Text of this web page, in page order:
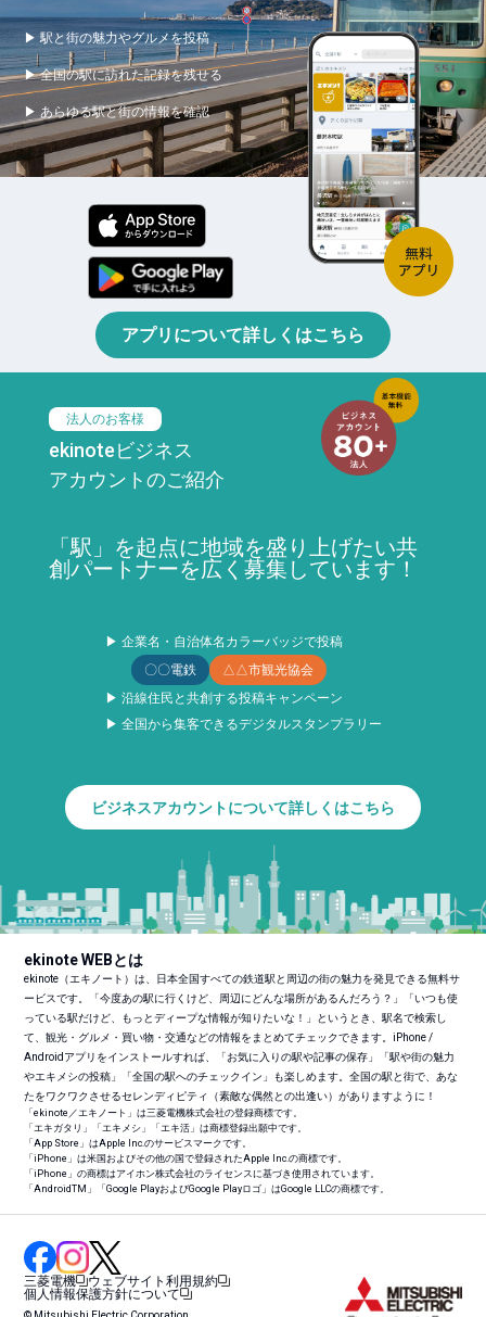
▶ 駅と街の魅力やグルメを投稿
▶ 全国の駅に訪れた記録を残せる
▶ あらゆる駅と街の情報を確認
アプリについて詳しくはこちら
法人のお客様
ekinoteビジネス
アカウントのご紹介
「駅」を起点に地域を盛り上げたい共
創パートナーを広く募集しています！
▶ 企業名・自治体名カラーバッジで投稿
〇〇電鉄
△△市観光協会
▶ 沿線住民と共創する投稿キャンペーン
▶ 全国から集客できるデジタルスタンプラリー
ビジネスアカウントについて詳しくはこちら
ekinote WEBとは
ekinote（エキノート）は、日本全国すべての鉄道駅と周辺の街の魅力を発見できる無料サ
ービスです。「今度あの駅に行くけど、周辺にどんな場所があるんだろう？」「いつも使
っている駅だけど、もっとディープな情報が知りたいな！」というとき、駅名で検索し
て、観光・グルメ・買い物・交通などの情報をまとめてチェックできます。iPhone /
Androidアプリをインストールすれば、「お気に入りの駅や記事の保存」「駅や街の魅力
やエキメシの投稿」「全国の駅へのチェックイン」も楽しめます。全国の駅と街で、あな
たをワクワクさせるセレンディピティ（素敵な偶然との出逢い）がありますように！
「ekinote／エキノート」は三菱電機株式会社の登録商標です。
「エキガタリ」「エキメシ」「エキ活」は商標登録出願中です。
「App Store」はApple Inc.のサービスマークです。
「iPhone」は米国およびその他の国で登録されたApple Inc.の商標です。
「iPhone」の商標はアイホン株式会社のライセンスに基づき使用されています。
「AndroidTM 」「Google PlayおよびGoogle Playロゴ」はGoogle LLCの商標です。
三菱電機
ウェブサイト利用規約
個人情報保護方針について